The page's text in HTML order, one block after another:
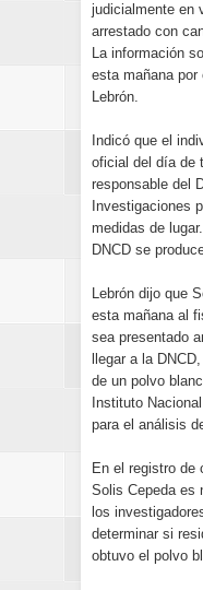
judicialmente en
arrestado con
La información
esta mañana por
Lebrón.
Indicó que el
oficial del día de
responsable del
Investigaciones
medidas de
DNCD se
Lebrón dijo que
esta mañana al
sea presentado
llegar a la
de un polvo
Instituto
para el análisis
En el registro de
Solis Cepeda es
los
determinar si
obtuvo el polvo